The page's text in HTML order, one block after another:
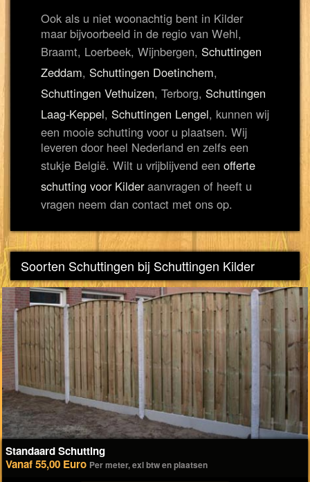
Ook als u niet woonachtig bent in Kilder
maar bijvoorbeeld in de regio van Wehl,
Braamt, Loerbeek, Wijnbergen, Schuttingen
Zeddam, Schuttingen Doetinchem,
Schuttingen Vethuizen, Terborg, Schuttingen
Laag-Keppel, Schuttingen Lengel, kunnen wij
een mooie schutting voor u plaatsen. Wij
leveren door heel Nederland en zelfs een
stukje België. Wilt u vrijblijvend een offerte
schutting voor Kilderaanvragen of heeft u
vragen neem dan contact met ons op.
Soorten Schuttingen bij Schuttingen Kilder
Standaard Schutting
Vanaf 55,00 Euro Per meter, exl btw en plaatsen